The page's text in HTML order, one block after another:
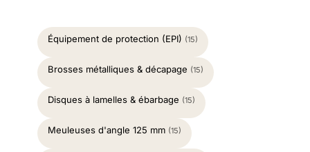
Équipement de protection (EPI) (15)
Brosses métalliques & décapage (15)
Disques à lamelles & ébarbage (15)
Meuleuses d'angle 125 mm (15)